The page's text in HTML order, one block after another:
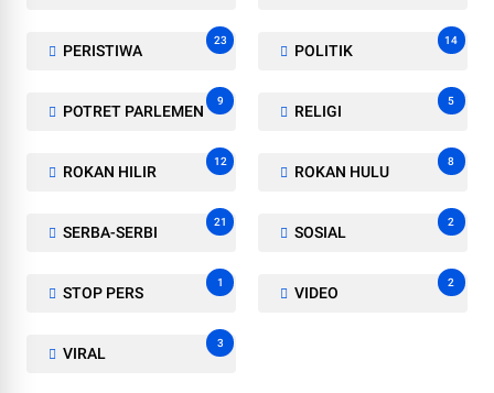
PERISTIWA
23
POLITIK
14
POTRET PARLEMEN
9
RELIGI
5
ROKAN HILIR
12
ROKAN HULU
8
SERBA-SERBI
21
SOSIAL
2
STOP PERS
1
VIDEO
2
VIRAL
3